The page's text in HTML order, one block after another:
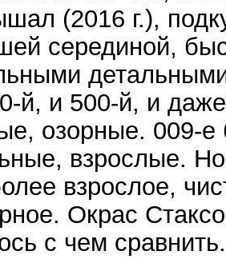
(2016 г.),
серединой,
й, и 500-й, и
озорные. 009-
взрослые.
взрослое,
Окрас
с чем сравнить.